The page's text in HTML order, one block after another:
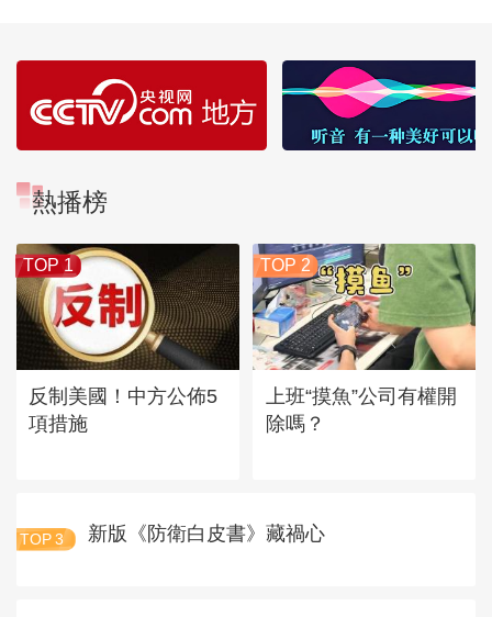
熱播榜
TOP 1
反制美國！中方公佈5
項措施
TOP 2
上班“摸魚”公司有權開
除嗎？
TOP 3 新版《防衛白皮書》藏禍心